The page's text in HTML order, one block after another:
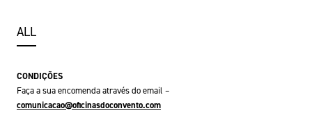
ALL
CONDIÇÕES
Faça a sua encomenda através do email –
comunicacao@oficinasdoconvento.com